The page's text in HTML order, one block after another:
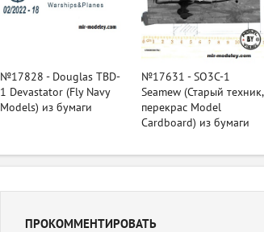
№17828 - Douglas TBD-
1 Devastator (Fly Navy
Models) из бумаги
№17631 - SO3C-1
Seamew (Старый техник,
перекрас Model
Cardboard) из бумаги
ПРОКОММЕНТИРОВАТЬ